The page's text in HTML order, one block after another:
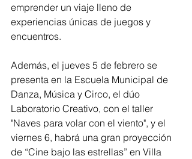
emprender un viaje lleno de
experiencias únicas de juegos y
encuentros.
Además, el jueves 5 de febrero se
presenta en la Escuela Municipal de
Danza, Música y Circo, el dúo
Laboratorio Creativo, con el taller
"Naves para volar con el viento", y el
viernes 6, habrá una gran proyección
de “Cine bajo las estrellas” en Villa